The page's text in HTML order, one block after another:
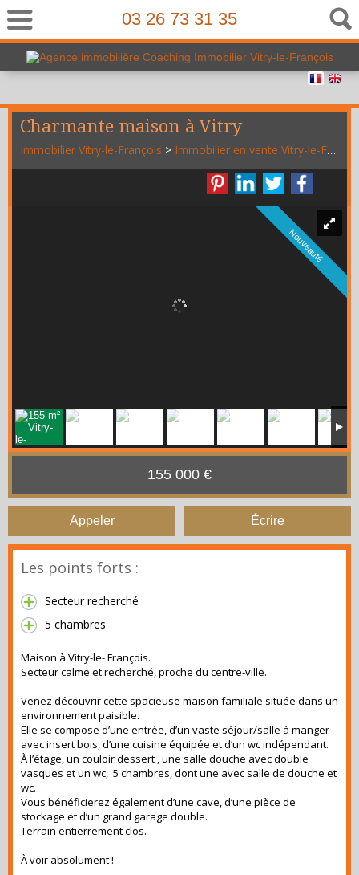
03 26 73 31 35
Charmante maison à Vitry
Immobilier Vitry-le-François > Immobilier en vente Vitry-le-François
Nouveauté
155 000 €
Appeler Écrire
Les points forts :
Secteur recherché
5 chambres
Maison à Vitry-le- François.
Secteur calme et recherché, proche du centre-ville.
Venez découvrir cette spacieuse maison familiale située dans un
environnement paisible.
Elle se compose d’une entrée, d’un vaste séjour/salle à manger
avec insert bois, d’une cuisine équipée et d’un wc indépendant.
À l’étage, un couloir dessert , une salle douche avec double
vasques et un wc, 5 chambres, dont une avec salle de douche et
wc.
Vous bénéficierez également d’une cave, d’une pièce de
stockage et d’un grand garage double.
Terrain entierrement clos.
À voir absolument !